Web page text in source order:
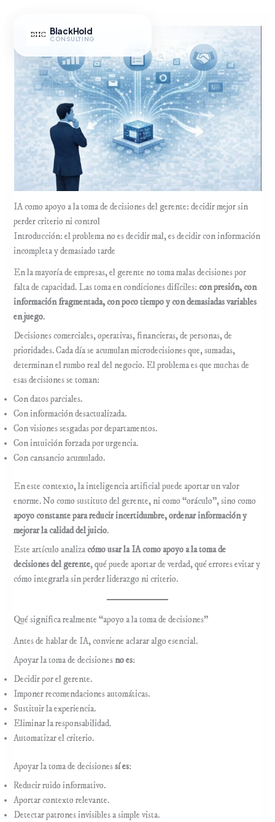
contenido
BlackHold
CONSULTING
Hub IA
IA como apoyo a la toma de decisiones del gerente: decidir mejor sin
perder criterio ni control
Introducción: el problema no es decidir mal, es decidir con información
incompleta y demasiado tarde
En la mayoría de empresas, el gerente no toma malas decisiones por
falta de capacidad. Las toma en condiciones difíciles:con presión, con
información fragmentada, con poco tiempo y con demasiadas variables
en juego.
Decisiones comerciales, operativas, financieras, de personas, de
prioridades. Cada día se acumulan microdecisiones que, sumadas,
determinan el rumbo real del negocio. El problema es que muchas de
esas decisiones se toman:
Con datos parciales.
Con información desactualizada.
Con visiones sesgadas por departamentos.
Con intuición forzada por urgencia.
Con cansancio acumulado.
En este contexto, la inteligencia artificial puede aportar un valor
enorme. No como sustituto del gerente, ni como “oráculo”, sino como
apoyo constante para reducir incertidumbre, ordenar información y
mejorar la calidad del juicio.
Este artículo analizacómo usar la IA como apoyo a la toma de
decisiones del gerente, qué puede aportar de verdad, qué errores evitar y
cómo integrarla sin perder liderazgo ni criterio.
Qué significa realmente “apoyo a la toma de decisiones”
Antes de hablar de IA, conviene aclarar algo esencial.
Apoyar la toma de decisiones no es:
Decidir por el gerente.
Imponer recomendaciones automáticas.
Sustituir la experiencia.
Eliminar la responsabilidad.
Automatizar el criterio.
Apoyar la toma de decisionessí es:
Reducir ruido informativo.
Aportar contexto relevante.
Detectar patrones invisibles a simple vista.